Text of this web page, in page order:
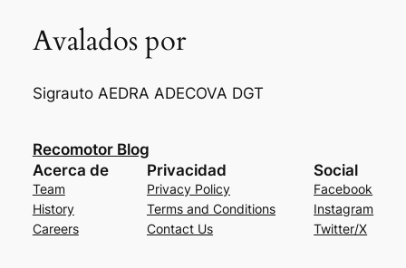
Avalados por
Sigrauto AEDRA ADECOVA DGT
Recomotor Blog
Acerca de
Team
History
Careers
Privacidad
Privacy Policy
Terms and Conditions
Contact Us
Social
Facebook
Instagram
Twitter/X